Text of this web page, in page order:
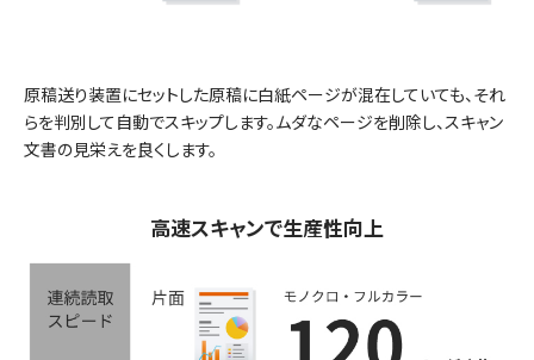
原稿送り装置にセットした原稿に白紙ページが混在していても、それ
らを判別して自動でスキップします。ムダなページを削除し、スキャン
文書の見栄えを良くします。
高速スキャンで生産性向上